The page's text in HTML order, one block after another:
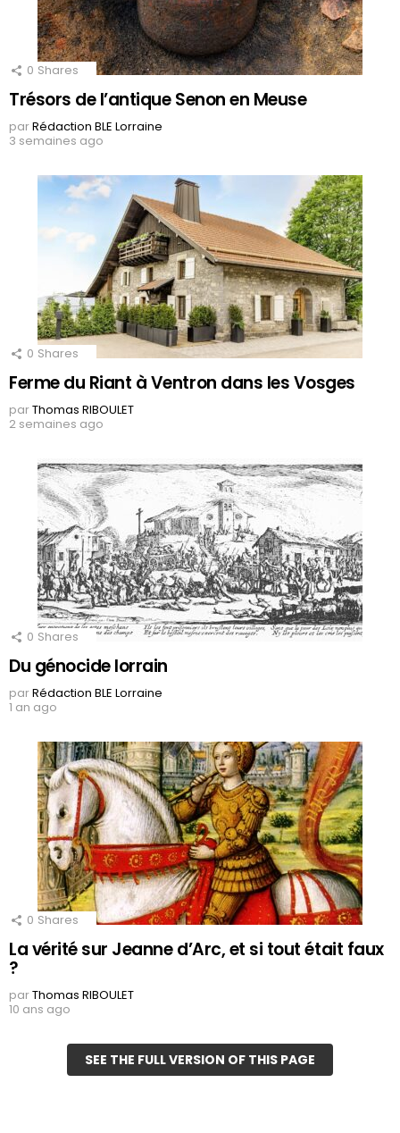
0 Shares
Trésors de l’antique Senon en Meuse
parRédaction BLE Lorraine
3 semaines ago
0 Shares
Ferme du Riant à Ventron dans les Vosges
parThomas RIBOULET
2 semaines ago
0 Shares
Du génocide lorrain
parRédaction BLE Lorraine
1 an ago
0 Shares
La vérité sur Jeanne d’Arc, et si tout était faux
?
parThomas RIBOULET
10 ans ago
SEE THE FULL VERSION OF THIS PAGE